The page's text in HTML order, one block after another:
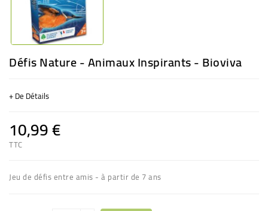
Défis Nature - Animaux Inspirants - Bioviva
+ De Détails
10,99 €
TTC
Jeu de défis entre amis - à partir de 7 ans